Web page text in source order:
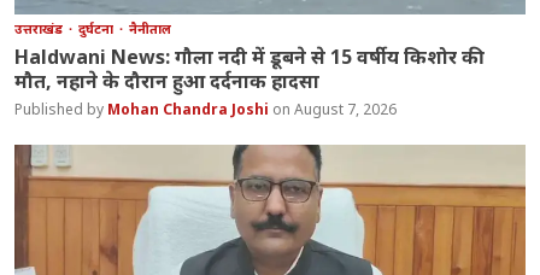
उत्तराखंड दुर्घटना नैनीताल
Haldwani News: गौला नदी में डूबने से 15 वर्षीय किशोर की
मौत, नहाने के दौरान हुआ दर्दनाक हादसा
Mohan Chandra Joshi August 7, 2026